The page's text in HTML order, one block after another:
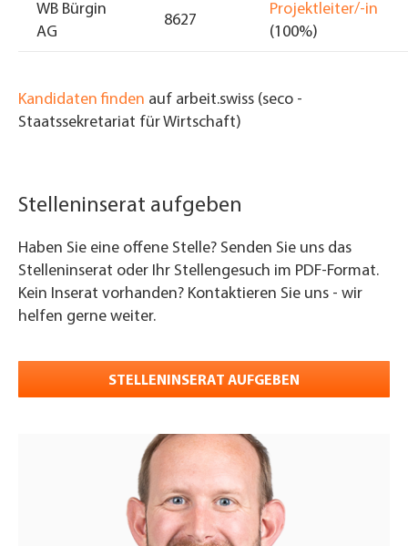
WB Bürgin
AG
8627
Projektleiter/-in
(100%)
Kandidaten finden auf arbeit.swiss (seco -
Staatssekretariat für Wirtschaft)
Stelleninserat aufgeben
Haben Sie eine offene Stelle? Senden Sie uns das
Stelleninserat oder Ihr Stellengesuch im PDF-Format.
Kein Inserat vorhanden? Kontaktieren Sie uns - wir
helfen gerne weiter.
STELLENINSERAT AUFGEBEN